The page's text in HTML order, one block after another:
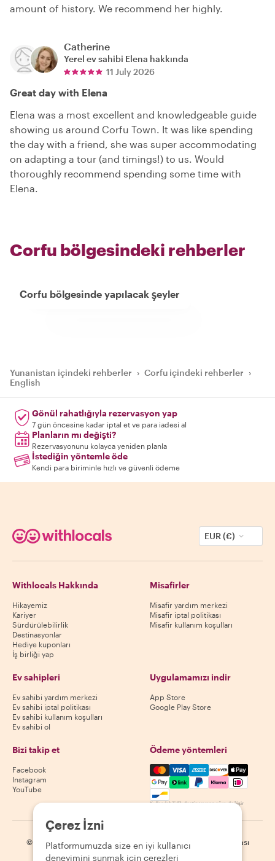
amount of history. We recommend her highly.
Catherine
Yerel ev sahibi Elena hakkında
11 July 2026
Great day with Elena
Elena was a most excellent and knowledgeable guide
showing us around Corfu Town. It was like spending
the day with a friend, she was super accommodating
on adapting a tour (and timings!) to us. Would
thoroughly recommend spending some time with
Elena.
Corfu bölgesindeki rehberler
Corfu bölgesinde yapılacak şeyler
Yunanistan içindeki rehberler › Corfu içindeki rehberler ›
English
Gönül rahatlığıyla rezervasyon yap
7 gün öncesine kadar iptal et ve para iadesi al
Planların mı değişti?
Rezervasyonunu kolayca yeniden planla
İstediğin yöntemle öde
Kendi para biriminle hızlı ve güvenli ödeme
EUR (€)
Withlocals Hakkında
Hikayemiz
Kariyer
Sürdürülebilirlik
Destinasyonlar
Hediye kuponları
İş birliği yap
Misafirler
Misafir yardım merkezi
Misafir iptal politikası
Misafir kullanım koşulları
Ev sahipleri
Ev sahibi yardım merkezi
Ev sahibi iptal politikası
Ev sahibi kullanım koşulları
Ev sahibi ol
Uygulamamızı indir
App Store
Google Play Store
Bizi takip et
Facebook
Instagram
YouTube
Ödeme yöntemleri
Mastercard, Visa, Amex,
Kullanılabilirlik destinasyona göre değişir
© 2026 Withlocals.com Gizlilik Politikası | Site haritası
Çerez İzni
Platformumuzda size en iyi kullanıcı
deneyimini sunmak için çerezleri